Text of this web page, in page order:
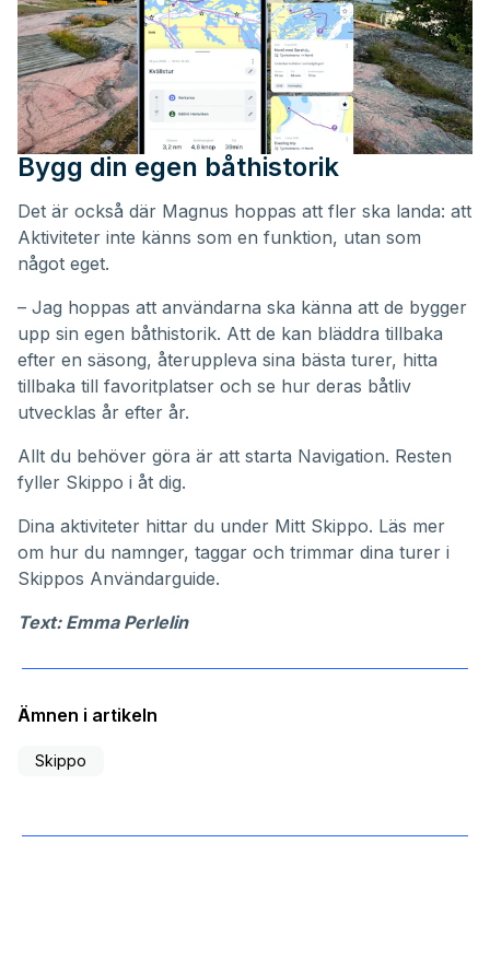
Bygg din egen båthistorik
Det är också där Magnus hoppas att fler ska landa: att
Aktiviteter inte känns som en funktion, utan som
något eget.
– Jag hoppas att användarna ska känna att de bygger
upp sin egen båthistorik. Att de kan bläddra tillbaka
efter en säsong, återuppleva sina bästa turer, hitta
tillbaka till favoritplatser och se hur deras båtliv
utvecklas år efter år.
Allt du behöver göra är att starta Navigation. Resten
fyller Skippo i åt dig.
Dina aktiviteter hittar du under Mitt Skippo. Läs mer
om hur du namnger, taggar och trimmar dina turer i
Skippos Användarguide.
Text: Emma Perlelin
Ämnen i artikeln
Skippo